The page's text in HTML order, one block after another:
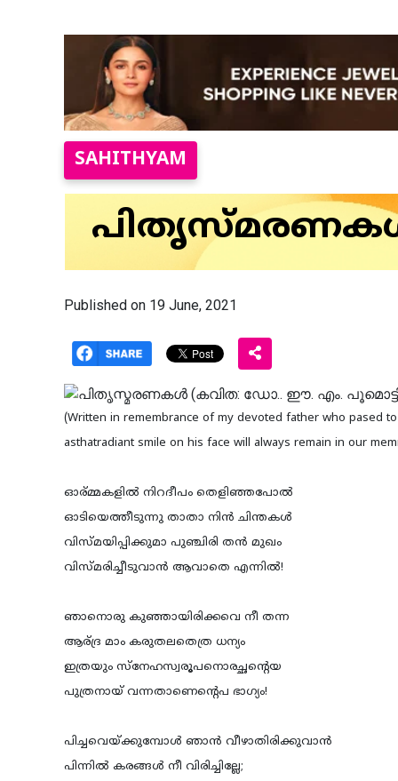
SAHITHYAM
Published on 19 June, 2021
(Written in remembrance of my devoted father who pased
asthatradiant smile on his face will always remain in our
ഓര്മ്മകളില്‍ നിറദീപം തെളിഞ്ഞപോല്‍
ഓടിയെത്തീടുന്നു താതാ നിന്‍ ചിന്തകള്‍
വിസ്മയിപ്പിക്കുമാ പുഞ്ചിരി തന്‍ മുഖം
വിസ്മരിച്ചീടുവാന്‍ ആവാതെ എന്നില്‍!
ഞാനൊരു കുഞ്ഞായിരിക്കവെ നീ തന്ന
ആര്ദ്ര മാം കരുതലതെത്ര ധന്യം
ഇത്രയും സ്നേഹസ്വരൂപനൊരച്ഛന്റെയ
പുത്രനായ് വന്നതാണെന്റെപ ഭാഗ്യം!
പിച്ചവെയ്ക്കുമ്പോള്‍ ഞാന്‍ വീഴാതിരിക്കുവാന്‍
പിന്നില്‍ കരങ്ങള്‍ നീ വിരിച്ചില്ലേ;